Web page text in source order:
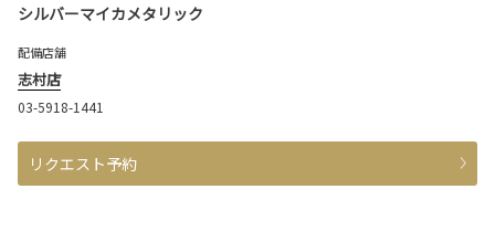
シルバーマイカメタリック
配備店舗
志村店
03-5918-1441
リクエスト予約